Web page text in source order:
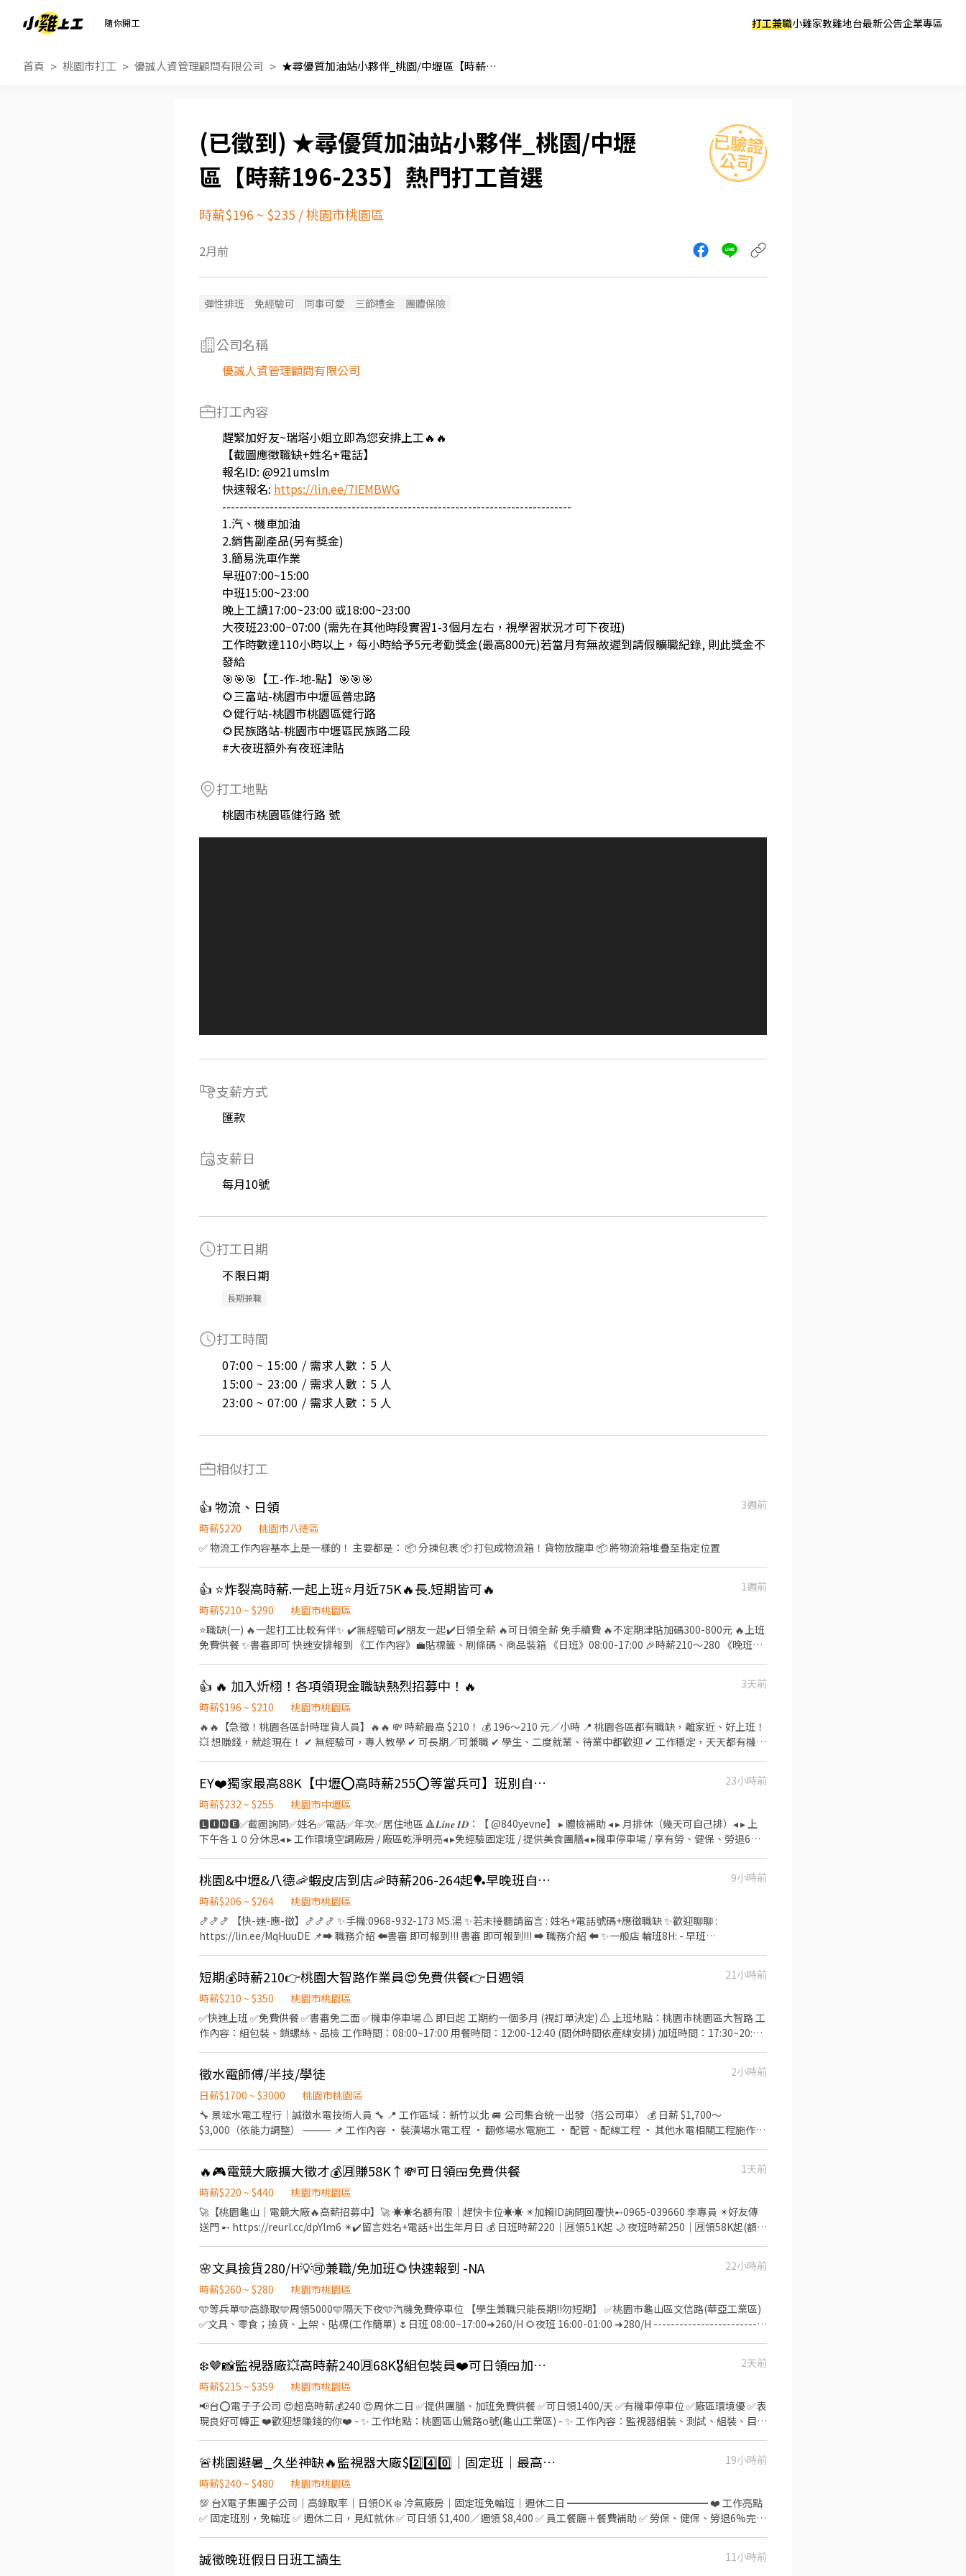
隨你開工 打工兼職小雞家教雞地台最新公告企業專區
首頁 桃園市打工 優誠人資管理顧問有限公司 ★尋優質加油站小夥伴_桃園/中壢區【時薪196-235】熱門打工首選
★尋優質加油站小夥伴_桃園/中壢
區【時薪196-235】熱門打工首選
時薪$196 ~ $235 /桃園市桃園區
2月前
彈性排班 免經驗可 同事可愛 三節禮金 團體保險
公司名稱
優誠人資管理顧問有限公司
打工內容
趕緊加好友~瑞塔小姐立即為您安排上工🔥🔥
【截圖應徵職缺+姓名+電話】
報名ID: @921umslm
快速報名: https://lin.ee/7IEMBWG
---------------------------------------------------------------------------------
1.汽、機車加油
2.銷售副產品(另有獎金)
3.簡易洗車作業
早班07:00~15:00
中班15:00~23:00
晚上工讀17:00~23:00 或18:00~23:00
大夜班23:00~07:00 (需先在其他時段實習1-3個月左右，視學習狀況才可下夜班)
工作時數達110小時以上，每小時給予5元考勤獎金(最高800元)若當月有無故遲到請假曠職紀錄, 則此獎金不
發給
🎯🎯🎯【工-作-地-點】🎯🎯🎯
🌻三富站-桃園市中壢區普忠路
🌻健行站-桃園市桃園區健行路
🌻民族路站-桃園市中壢區民族路二段
#大夜班額外有夜班津貼
打工地點
桃園市桃園區健行路 號
支薪方式
匯款
支薪日
每月10號
打工日期
不限日期
長期兼職
打工時間
07:00 ~ 15:00 / 需求人數：5 人
15:00 ~ 23:00 / 需求人數：5 人
23:00 ~ 07:00 / 需求人數：5 人
相似打工
👍 物流、日領
3週前
時薪$220
桃園市八德區
✅ 物流工作內容基本上是一樣的！ 主要都是： 📦 分揀包裹 📦 打包成物流箱！貨物放龍車 📦 將物流箱堆疊至指定位置
👍 ⭐️炸裂高時薪.一起上班⭐️月近75K🔥長.短期皆可🔥
1週前
時薪$210 ~ $290
桃園市桃園區
⭐️職缺(一) 🔥一起打工比較有伴✨ ✔️無經驗可✔️朋友一起✔️日領全薪 🔥可日領全薪 免手續費 🔥不定期津貼加碼300-800元 🔥上班
免費供餐 ✨書審即可 快速安排報到 《工作內容》💼貼標籤、刷條碼、商品裝箱 《日班》08:00-17:00 🎉時薪210～280 《晚班》
🔥🌟書審即可.馬上上班 🌟 最好賺.最高薪的工作來囉👏 🌟不定期津貼300-1000元🌟 書審即可.快速報到✔️ 想加班就加班 加班多=
錢多多 喜歡加班趕緊報名👍 💼《工作內容》撿貨、理貨 ⏰《早班》09:00-18:00時薪245 ⏰《晚班》15:00-0:00時薪275 ⏰《大
夜》0:00-09:00時薪285 ⏰《晚八》20:00-0:00 時薪265🚀兼職推薦🚀 《休假方式》排休8-10天、週休六日 可以自己選擇 《上班
地點》大園區建國路/觀音寶倉街/楊梅區梅獅路 ----------------------------------------------------------- 任何時段都有職缺！任
何時段都有職缺！ ----------------------------------------------------------- 🚀【想賺錢真的別猶豫】 點擊下方加入好友 馬上幫
你安排工作👇 ᴸᴵᴺᴱ ᴵᴰ ➞ @031iqayt (點網址即可加入) https://lin.ee/TdGj1r1 ☎️➞0968-575-695 阿翰 📩 立即私訊+1 🚀 名額有限!!
先搶先贏!!
👍 🔥 加入炘栩！各項領現金職缺熱烈招募中！🔥
3天前
時薪$196 ~ $210
桃園市桃園區
🔥🔥【急徵！桃園各區計時理貨人員】🔥🔥 💸 時薪最高 $210！ 💰 196～210 元／小時 📍 桃園各區都有職缺，離家近、好上班！
💥 想賺錢，就趁現在！ ✔ 無經驗可，專人教學 ✔ 可長期／可兼職 ✔ 學生、二度就業、待業中都歡迎 ✔ 工作穩定，天天都有機會
私訊留下： ✔ 姓名 ✔ 電話 ✔ 想工作地區 ⚡ 專人快速回覆，符合資格即可安排上班！ 🚨 名額有限，額滿即停止招募！ 別等工作
找你，現在就加入炘栩團隊，一起賺錢！
EY❤️獨家最高88K【中壢⭕高時薪255⭕等當兵可】班別自選.門市書審.週週領薪
23小時前
時薪$232 ~ $255
桃園市中壢區
🅻🅸🅽🅴✅截圖詢問✅姓名✅電話✅年次✅居住地區 🔺𝑳𝒊𝒏𝒆 𝑰𝑫：【 @840yevne】 ▸ 體檢補助 ◂ ▸ 月排休（幾天可自己排）◂ ▸ 上
下午各１０分休息◂ ▸ 工作環境空調廠房 / 廠區乾淨明亮◂ ▸免經驗固定班 / 提供美食團膳◂ ▸機車停車場 / 享有勞、健保、勞退6％◂
明 : ⭕日班 220~232/H $40,832(含津貼)-$82,697(含加班) ⭕中班 232/H$40,832(含津貼)-$82,697(含加班) ⭕夜班
255/H$44,880(含津貼)-$88,669(含加班) ✅ 日班時段 : ★06:00～14:45★06:30～15:15★07:00～15:45★07:30～16:15★08:00～
16:45★08:30～17:15 ✅ 中班時段 : ★12:00-20:45★12:30-21:15★13:00-21:45★13:30-22:15★14:00-22:45★14:30-
23:15★15:00-23:45★15:30-00:15★16:00-00:45 ✅ 夜班時段 :
(每半小時為一個班別)
桃園&中壢&八德🦐蝦皮店到店🦐時薪206-264起🏓早晚班自選🦐教育訓練有薪UR
9小時前
時薪$206 ~ $264
桃園市桃園區
🍤🍤🍤 【快-速-應-徵】🍤🍤🍤 ✨手機:0968-932-173 MS.湯 ✨若未接聽請留言 : 姓名+電話號碼+應徵職缺 ✨歡迎聊聊 :
https://lin.ee/MqHuuDE 📌➡ 職務介紹 ⬅書審 即可報到!!! 書審 即可報到!!! ➡ 職務介紹 ⬅ ✨一般店 輪班8H: - 早班
17:30~21:30、18:00~22:00、18:30~22:30、18:30~23:30 全班時薪(雙頭班) - 07:00~13:30+17:30~00:00 (上班約6~8小時) 夜班
時薪 - 23:30~03:30 (上班約2~4小時) 午班時薪 - 15:00~19:00 (固定早班或固定晚班自選) ⚠️每週約排班2-4天（含六或日可配合1
天） ✨【薪資待遇】： (津貼給予時間依蝦皮公告準) ➡️全月輪班人員$30,000起 💖 有人店時薪兼職： $206~211/H (含桃園.中壢
區域津貼+15 圓 / 八德區域津貼+10 ) ⚡智取店時薪兼職：$214-224/H(含8交通津貼 +桃園.中壢 區域津貼+20 / 八德區域津貼+10 )
（晚班另加晚班津貼+20 夜班津貼+40） ➡️工作內容： 【提供完整線上教育課程及店面教育實習指導皆有計算時薪】 >負責包裹
收寄、理貨進貨、補貨搬運、盤點、貨款結帳 >維持門市作業區環境、清潔維護作業 >會需配合同區域其他門市支援 ⭕智取店為
無人商店~故每日工作搭配這幾間門市上班 (需有交通工具哦) ＊第一小時會待在智取店門市上架分貨，後面工時會支援鄰近有人
店門市 ⭕休假福利：依門市月排班制 ⚠️每週約排班2-4天（含六或日可配合1天） 工作地點 :(每日門市缺額不同 ,故各班缺額名額
不一請在洽詢) ➡️ 中壢福州店 桃園市中壢區福州路158號1樓 中壢三光店 桃園市中壢區三光路9號1樓 中壢民族店 桃園市中壢區民
族路五段88號1樓 中壢成章店 桃園市中壢區成章一街170號1樓 中壢復華店 桃園市中壢區復華11街56號1樓 中壢福州二店 桃園市
中壢區福州一街246號1樓 中壢莊敬店 桃園市中壢區莊敬路838巷1號1樓 中壢公園店 桃園市中壢區公園路二段133號1樓 中壢松
勇店 桃園市中壢區松勇路198號1樓 ✨智取店:(可固定早班或固定晚班自選)(需自有機車🛵哦) 需可支援單日跑點、門市支援(需有
交通工具)：一天跑點約2-4家鄰近門市/跑點距離<10KM ⭕工作地點 : ✨ A➡️中壢青商 - 智取店 多店區域 中壢青商 - 智取店 桃園
市中壢區青商路63號1樓 中壢權永 - 智取店 桃園市中壢區民權路四段595號1樓 中壢永裕 - 智取店 桃園市中壢區永裕路153號1樓
中壢高鐵北 - 智取店 桃園市中壢區高鐵北路二段36號1樓 中壢民權 - 智取店 桃園市中壢區民權路四段498號1樓 ------------------
---------------------------------- B.➡️中壢健行 - 智取店(多店區域) 中壢健行 - 智取店 桃園市中壢區健行路218號1樓 中壢龍岡 -
智取店 桃園市中壢區龍岡路二段128號1樓 中壢長沙 - 智取店 桃園市中壢區長沙路136號1樓 中壢東昇 - 智取店 桃園市中壢區中北
路二段77號1樓 中壢利民 - 智取店 桃園市中壢區利民路37號1樓 中壢天祥 - 智取店 桃園市中壢區天祥三街9號1樓 中壢中北 - 智取
路116號1樓 中壢興和 - 智取店 桃園市中壢區興和路240號1樓 -------------------------------------------------- C.➡️中壢中美 - 智
取店 (多店區域) 中壢中美 - 智取店 桃園市中壢區中美路一段53號1樓 中壢中園 - 智取店 桃園市中壢區中園路28之5號與28之6號1
樓 中壢南園 - 智取店 桃園市中壢區南園二路23號1樓 中壢義民 - 智取店 桃園市中壢區義民路二段141號1樓(中壢區民權路274號1
樓) 中壢光明 - 智取店 桃園市中壢區三光路142號1樓 中壢興國 - 智取店 桃園市中壢區元化路二段80號1樓 中壢新生 - 智取店 桃園
市中壢區新生路327號1樓 中壢中山 - 智取店 桃園市中壢區中山路296號1樓 中壢幸福 - 智取店 桃園市中壢區福州一街116號1樓
中壢中央西 - 智取店 桃園市中壢區中央西路二段207號1樓 中壢五族 - 智取店 桃園市中壢區五族二街85號1樓 中壢慈惠 - 智取店
桃園市中壢區慈惠三街39號1樓 中壢忠福 - 智取店 桃園市中壢區南園二路387號1樓 中壢新明 - 智取店 桃園市中壢區中正路550號
1樓 ----------------------------------------------------- D.➡️中壢後寮 - 智取店(多店區域) 中壢後寮 - 智取店 桃園市中壢區後寮
一路323號1樓 中壢至善 - 智取店 桃園市中壢區中山東路三段220號1樓 中壢龍昌 - 智取店 桃園市中壢區龍昌路246-1號1樓 中壢
龍和 - 智取店 桃園市中壢區龍和一街225號1樓 中壢龍勇 - 智取店 桃園市中壢區龍勇路69號1樓 中壢龍岡二 - 智取店 桃園市中壢
區龍岡路三段237號1樓 中壢龍泉 - 智取店 桃園市中壢區龍岡路三段166號1樓 中壢南亞 - 智取店 桃園市中壢區龍昌路208號1樓
1樓 中壢內壢 - 智取店 桃園市中壢區復華街77號1樓 中壢仁和 - 智取店 桃園市中壢區成章二街110號1樓 中壢文化 - 智取店 桃園市
中壢區文化路325號1樓 中壢忠孝 - 智取店 桃園市中壢區忠孝路565號1樓 中壢成功 - 智取店 桃園市中壢區成功路79巷64號1樓 中
壢忠章 - 智取店 桃園市中壢區忠孝路351號1樓 中壢亞爵 - 智取店 桃園市中壢區自強一路48號1樓 --------------------------------
---------------------- F. ➡️中壢榮安 - 智取店 純智取 多店區域 中壢榮安 - 智取店 桃園市中壢區榮安十三街252號1樓 中壢興仁 -
智取店 桃園市中壢區榮安一街167號1樓 中壢元智 - 智取店 桃園市中壢區興仁路二段67巷41號1樓 中壢自強 - 智取店 桃園市中壢
區莊敬路122號1樓 中壢仁三 - 智取店 桃園市中壢區仁德三街17號1樓 中壢榮民二 - 智取店 桃園市中壢區榮民路27-1號1樓 中壢
新中 - 智取店 桃園市中壢區新中北路二段215號1樓 中壢永福 - 智取店 桃園市中壢區永福路985號1樓 中壢陸光 - 智取店 桃園市中
壢區環中東路32號1樓 中壢環中東 - 智取店 桃園市中壢區環中東路173號與175號1樓 --------------------------------------------
短期💰時薪210👉桃園大智路作業員😍免費供餐👉日週領
21小時前
時薪$210 ~ $350
桃園市桃園區
✅快速上班 ✅免費供餐 ✅書審免二面 ✅機車停車場 ⚠️ 即日起 工期約一個多月 (視訂單決定) ⚠️ 上班地點：桃園巿桃園區大智路 工
作內容：組包裝、鎖螺絲、品檢 工作時間：08:00~17:00 用餐時間：12:00-12:40 (間休時間依產線安排) 加班時間：17:30~20:00
徵水電師傅/半技/學徒
2小時前
日薪$1700 ~ $3000
桃園市桃園區
🔧 景竤水電工程行｜誠徵水電技術人員 🔧 📍 工作區域：新竹以北 🚐 公司集合統一出發（搭公司車） 💰 日薪 $1,700～
$3,000（依能力調整） ⸻ 📌 工作內容 • 裝潢場水電工程 • 翻修場水電施工 • 配管、配線工程 • 其他水電相關工程施作
💪 薪資依能力調整，肯學肯做，收入成長看得到。 我們做的是長期穩定工作，不是打零工。
🔥🎮電競大廠擴大徵才💰🈷️賺58K↑💸可日領🍱免費供餐
1天前
時薪$220 ~ $440
桃園市桃園區
🚀【桃園龜山｜電競大廠🔥高薪招募中】🚀 ☀️☀️名額有限｜趕快卡位☀️☀️ ✴️加賴ID詢問回覆快➸0965-039660 李專員 ✴️好友傳
送門 ➸ https://reurl.cc/dpYlm6 ✴️✔️留言姓名+電話+出生年月日 💰 日班時薪220｜🈷️領51K起 🌙 夜班時薪250｜🈷️領58K起(額
／包裝 📆 休假制度｜周休二日 🍽️ 用餐制度｜免費供餐 ⏳ 工作型態｜需配合加班 🕗 工作時間 ☀️ 日班｜08:30－17:30 🌙 夜班｜
20:30－05:30 💎 薪資待遇（含津貼／加班） 💸 日班：時薪220元｜平日配合加班 🈷️領51K起 💸 夜班：時薪250元｜平日配合加
班 🈷️領58K起 📢 報到流程超簡單 📝 報到當天上午先進行 1.5 小時教育訓練 🏠 訓練結束即可返家休息 🌙 晚上再依班別正式報到
上班！ ☀️☀️名額有限｜趕快卡位☀️☀️ ✴️加賴ID詢問回覆快➸0965-039660 李專員 ✴️好友傳送門 ➸ https://reurl.cc/dpYlm6 ✴️✔️
留言姓名+電話+出生年月日
🌸文具撿貨280/H💡🉑兼職/免加班🌻快速報到 -NA
22小時前
時薪$260 ~ $280
桃園市桃園區
🩵等兵單🩵高錄取🩵周領5000🩵隔天下夜🩵汽機免費停車位 【學生兼職只能長期!!勿短期】 ✅桃園市龜山區文信路(華亞工業區)
✅文具、零食；撿貨、上架、貼標(工作簡單) 🌷日班 08:00~17:00➜260/H 🌻夜班 16:00-01:00 ➜280/H --------------------------
➕https://lin.ee/GXN94Tz
❄️🤎📸監視器廠💥高時薪240🈷️68K🎖️組包裝員❤️可日領🍱加班免費供餐
2天前
時薪$215 ~ $359
桃園市桃園區
📢台⭕電子子公司 😍超高時薪💰240 😍周休二日 ✅提供團膳、加班免費供餐 ✅可日領1400/天 ✅有機車停車位 ✅廠區環境優 ✅表
現良好可轉正 ❤️歡迎想賺錢的你❤️ - ✨ 工作地點：桃園區山鶯路o號(龜山工業區) - ✨ 工作內容：監視器組裝、測試、組裝、目檢
班) 🌙夜班💰240(含津貼)🈷️ 入約💰42240~💰68608 (含加班) - ✨ 休息時間：用餐50分鐘，上下午各10分鐘 - ✨ 用餐制度：用餐自
理團膳$70/餐， 加班晚餐免費 - ⚡【報名方式】⚡ ╔═════ஓ๑♡๑ஓ ═════╗ 📱加賴+ [ job0965436880 ] 👉 點選下方
傳送門 https://reurl.cc/3yr93M 加入後留言：姓名、電話、居住區域、職缺截圖 ☎️聯絡電話:0965-436880（沈專員Yuki❄️）
🚨桃園避暑_久坐神缺🔥監視器大廠$2️⃣4️⃣0️⃣｜固定班｜最高領68K｜可日領💰
19小時前
時薪$240 ~ $480
桃園市桃園區
💯 台X電子集團子公司｜高錄取率｜日領OK ❄️ 冷氣廠房｜固定班免輪班｜週休二日 ━━━━━━━━━━━━━━ ❤️ 工作亮點
✅ 固定班別，免輪班 ✅ 週休二日，見紅就休 ✅ 可日領 $1,400／週領 $8,400 ✅ 員工餐廳＋餐費補助 ✅ 勞保、健保、勞退6%完善
日班｜08:20－17:30 💵 時薪 210元 📈 月 領約 $36,960～$60,076 🌙 夜班｜20:20－05:30 💵 時薪 240元 📈 月 領約 $42,240～
誠徵晚班假日日班工讀生
11小時前